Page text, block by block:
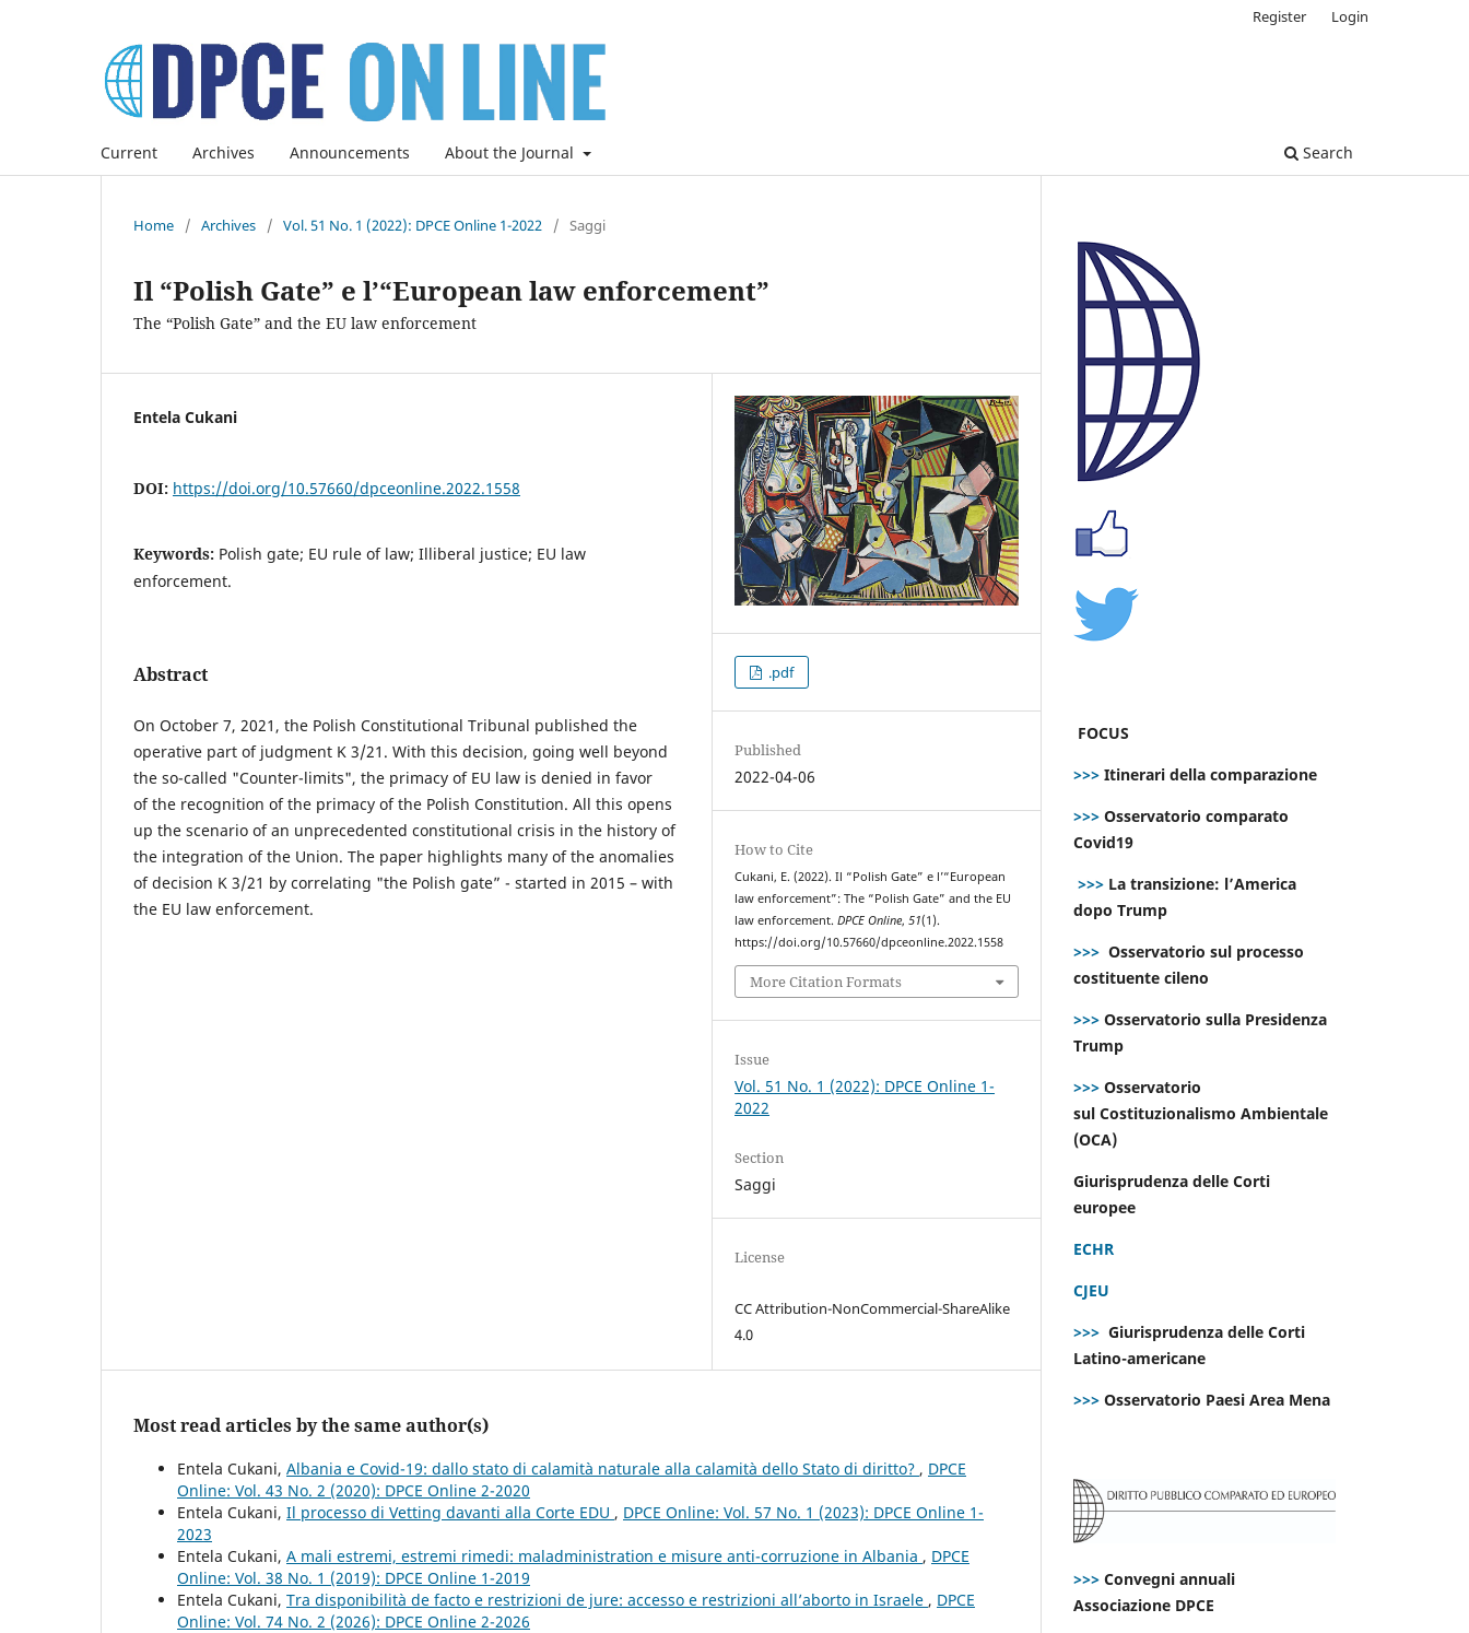
Current Archives Announcements About the Journal Search
Register Login
Home / Archives / Vol. 51 No. 1 (2022): DPCE Online 1-2022 / Saggi
Il “Polish Gate” e l’“European law enforcement”
The “Polish Gate” and the EU law enforcement
Entela Cukani
DOI: https://doi.org/10.57660/dpceonline.2022.1558
Keywords: Polish gate; EU rule of law; Illiberal justice; EU law
enforcement.
Abstract
On October 7, 2021, the Polish Constitutional Tribunal published the
operative part of judgment K 3/21. With this decision, going well beyond
the so-called "Counter-limits", the primacy of EU law is denied in favor
of the recognition of the primacy of the Polish Constitution. All this opens
up the scenario of an unprecedented constitutional crisis in the history of
the integration of the Union. The paper highlights many of the anomalies
of decision K 3/21 by correlating "the Polish gate” - started in 2015 – with
the EU law enforcement.
.pdf
Published
2022-04-06
How to Cite
Cukani, E. (2022). Il “Polish Gate” e l’“European
law enforcement”: The “Polish Gate” and the EU
law enforcement.DPCE Online,51(1).
https://doi.org/10.57660/dpceonline.2022.1558
More Citation Formats
Issue
Vol. 51 No. 1 (2022): DPCE Online 1-
2022
Section
Saggi
License
CC Attribution-NonCommercial-ShareAlike
4.0
Most read articles by the same author(s)
Entela Cukani, Albania e Covid-19: dallo stato di calamità naturale alla calamità dello Stato di diritto? , DPCE
Online: Vol. 43 No. 2 (2020): DPCE Online 2-2020
Entela Cukani, Il processo di Vetting davanti alla Corte EDU , DPCE Online: Vol. 57 No. 1 (2023): DPCE Online 1-
2023
Entela Cukani, A mali estremi, estremi rimedi: maladministration e misure anti-corruzione in Albania , DPCE
Online: Vol. 38 No. 1 (2019): DPCE Online 1-2019
Entela Cukani, Tra disponibilità de facto e restrizioni de jure: accesso e restrizioni all’aborto in Israele , DPCE
Online: Vol. 74 No. 2 (2026): DPCE Online 2-2026
FOCUS
>>> Itinerari della comparazione
>>> Osservatorio comparato
Covid19
>>> La transizione: l’America
dopo Trump
>>> Osservatorio sul processo
costituente cileno
>>> Osservatorio sulla Presidenza
Trump
>>> Osservatorio
sul Costituzionalismo Ambientale
(OCA)
Giurisprudenza delle Corti
europee
ECHR
CJEU
>>> Giurisprudenza delle Corti
Latino-americane
>>> Osservatorio Paesi Area Mena
>>> Convegni annuali
Associazione DPCE